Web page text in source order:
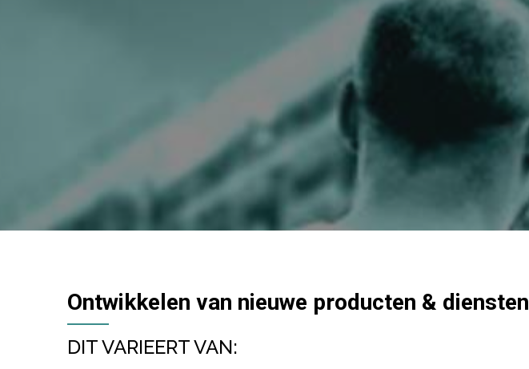
Ontwikkelen van nieuwe producten & diensten
DIT VARIEERT VAN: